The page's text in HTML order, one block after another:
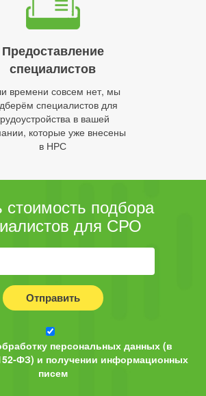
Предоставление
специалистов
времени совсем нет, мы
специалистов для
в вашей
которые уже внесены
в НРС
стоимость подбора
для СРО
Отправить
персональных данных (в
ФЗ) и получении информационных
писем